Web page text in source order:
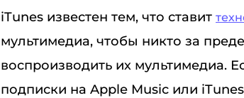
iTunes известен тем, что ставит
мультимедиа, чтобы никто за
воспроизводить их мультимедиа.
подписки на Apple Music или